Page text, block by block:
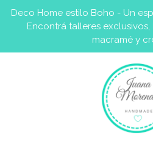
Deco Home estilo Boho - Un
Encontrá talleres
macramé y